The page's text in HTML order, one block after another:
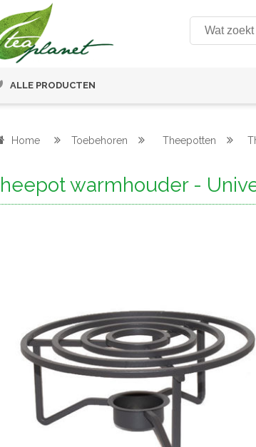
ALLE PRODUCTEN
Home Toebehoren Theepotten
warmhouder -